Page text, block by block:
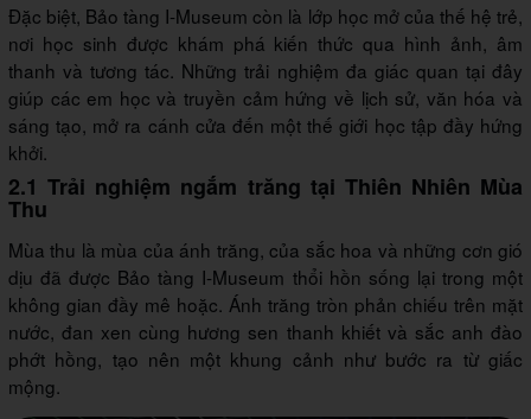
Đặc biệt, Bảo tàng I-Museum còn là lớp học mở của thế hệ trẻ,
nơi học sinh được khám phá kiến thức qua hình ảnh, âm
thanh và tương tác. Những trải nghiệm đa giác quan tại đây
giúp các em học và truyền cảm hứng về lịch sử, văn hóa và
sáng tạo, mở ra cánh cửa đến một thế giới học tập đầy hứng
khởi.
2.1 Trải nghiệm ngắm trăng tại Thiên Nhiên Mùa
Thu
Mùa thu là mùa của ánh trăng, của sắc hoa và những cơn gió
dịu đã được Bảo tàng I-Museum thổi hồn sống lại trong một
không gian đầy mê hoặc. Ánh trăng tròn phản chiếu trên mặt
nước, đan xen cùng hương sen thanh khiết và sắc anh đào
phớt hồng, tạo nên một khung cảnh như bước ra từ giấc
mộng.